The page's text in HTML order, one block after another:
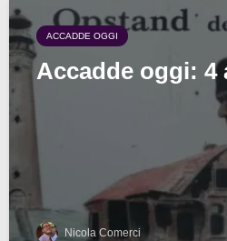
ACCADDE OGGI
Accadde oggi: 4
Nicola Comerci